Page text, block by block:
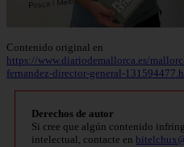
Contenido original en
https://www.diariodemallorca.es/
fernandez-director-general-
Derechos de autor
Si cree que algún contenido
intelectual, contacte en